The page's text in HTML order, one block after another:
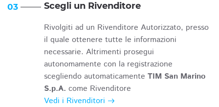
03 Scegli un Rivenditore
Rivolgiti ad un Rivenditore Autorizzato, presso
il quale ottenere tutte le informazioni
necessarie. Altrimenti prosegui
autonomamente con la registrazione
scegliendo automaticamente TIM San Marino
S.p.A. come Rivenditore
Vedi i Rivenditori